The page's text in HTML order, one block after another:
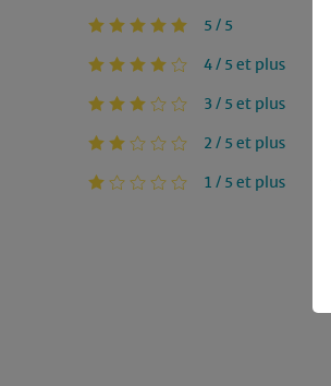
5 / 5
4 / 5 et plus
3 / 5 et plus
2 / 5 et plus
1 / 5 et plus